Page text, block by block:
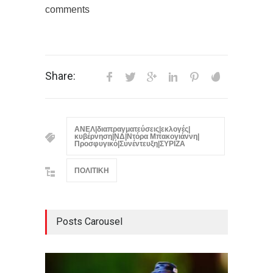
comments
Share:
ΑΝΕΛ|διαπραγματεύσεις|εκλογές|
κυβέρνηση|ΝΔ|Ντόρα Μπακογιάννη|
Προσφυγικό|Συνέντευξη|ΣΥΡΙΖΑ
ΠΟΛΙΤΙΚΗ
Posts Carousel